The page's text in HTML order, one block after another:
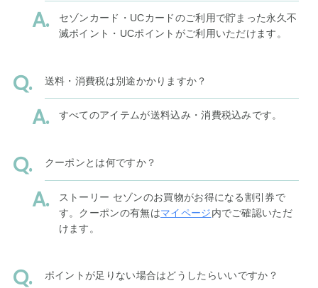
セゾンカード・UCカードのご利用で貯まった永久不
滅ポイント・UCポイントがご利用いただけます。
送料・消費税は別途かかりますか？
すべてのアイテムが送料込み・消費税込みです。
クーポンとは何ですか？
ストーリー セゾンのお買物がお得になる割引券で
す。クーポンの有無はマイページ内でご確認いただ
けます。
ポイントが足りない場合はどうしたらいいですか？